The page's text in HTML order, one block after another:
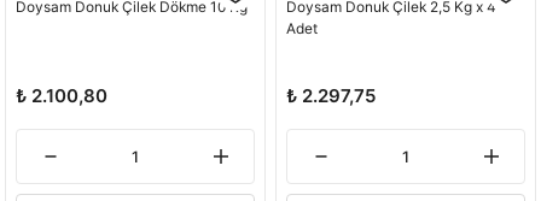
Doysam Donuk Çilek Dökme 10 Kg
₺ 2.100,80
Doysam Donuk Çilek 2,5 Kg x 4
Adet
₺ 2.297,75